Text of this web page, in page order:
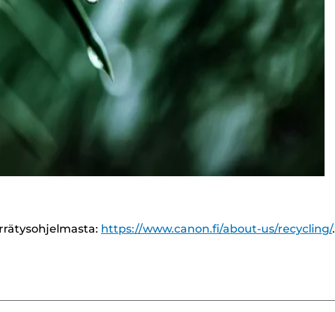
https://www.canon.fi/about-us/recycling/.